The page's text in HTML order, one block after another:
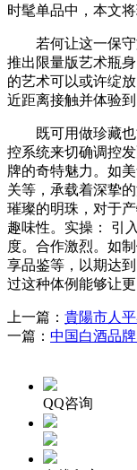
时髦单品中，本文
若何让这一保守
推出限量版艺术瓶
的艺术可以或许绽
近距离接触并体验
既可用做珍藏也
控系统来切确调控
牌的奇特魅力。如
关等，承载着深挚
璀璨的明珠，对于
趣味性。实操： 引
度。合作激烈。如
享品鉴等，以期达
过这种体例能够让
上一篇： 貴陽市人
一篇： 中国白酒品
QQ咨询